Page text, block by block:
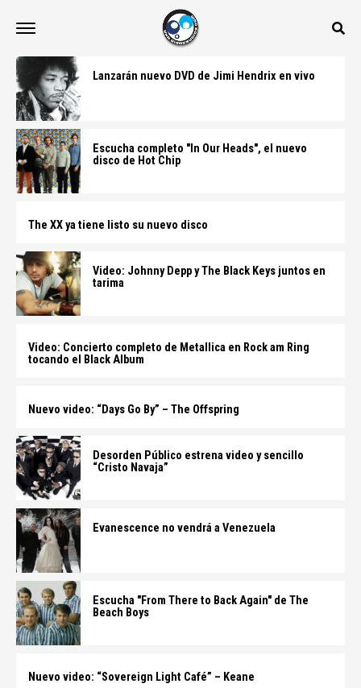
Lanzarán nuevo DVD de Jimi Hendrix en vivo
Escucha completo "In Our Heads", el nuevo
disco de Hot Chip
The XX ya tiene listo su nuevo disco
Video: Johnny Depp y The Black Keys juntos en
tarima
Video: Concierto completo de Metallica en Rock am Ring
tocando el Black Album
Nuevo video: “Days Go By” – The Offspring
Desorden Público estrena video y sencillo
“Cristo Navaja”
Evanescence no vendrá a Venezuela
Escucha "From There to Back Again" de The
Beach Boys
Nuevo video: “Sovereign Light Café” – Keane